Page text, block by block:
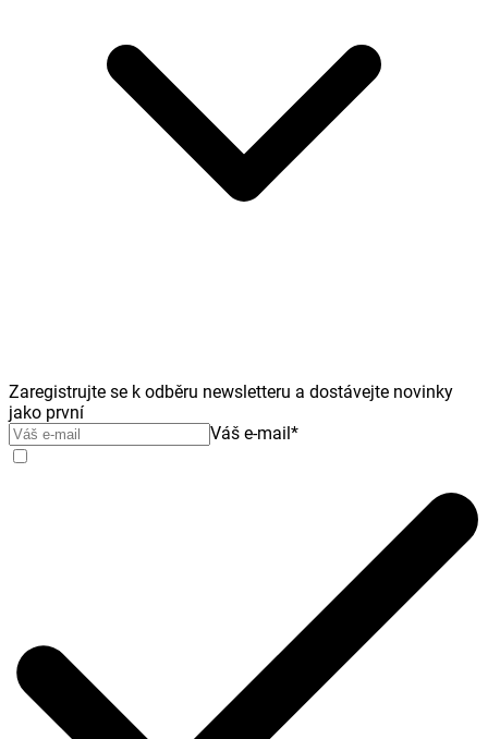
Zaregistrujte se k odběru newsletteru a dostávejte novinky
jako první
Váš e-mail*